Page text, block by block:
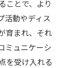
ことで、より
活動やディス
育まれ、それ
ミュニケーシ
を受け入れる